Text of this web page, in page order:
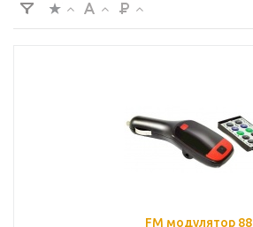
FM модулятор 88